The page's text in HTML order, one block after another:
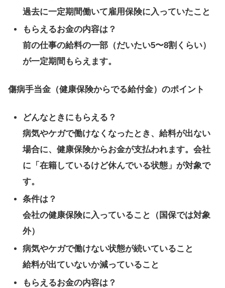
過去に一定期間働いて雇用保険に入っていたこと
もらえるお金の内容は？
前の仕事の給料の一部（だいたい5〜8割くらい）
が一定期間もらえます。
傷病手当金（健康保険からでる給付金）のポイント
どんなときにもらえる？
病気やケガで働けなくなったとき、給料が出ない
場合に、健康保険からお金が支払われます。会社
に「在籍しているけど休んでいる状態」が対象で
す。
条件は？
会社の健康保険に入っていること（国保では対象
外）
病気やケガで働けない状態が続いていること
給料が出ていないか減っていること
もらえるお金の内容は？